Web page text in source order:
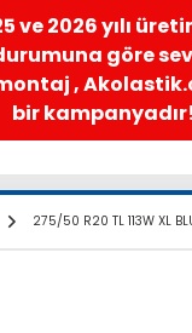
0 850 285 63 85
275/50 R20 TL 113W XL
ve 2026 yılı
göre
,
bir kampanyadır!